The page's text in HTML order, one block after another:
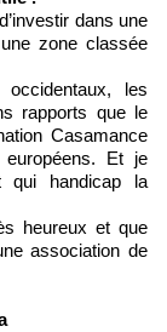
dans une
zone classée
les
rapports que le
Casamance
Et je
qui handicap la
heureux et que
association de